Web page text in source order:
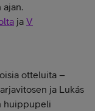
ja V
otteluita –
ja Lukás
huippupeli